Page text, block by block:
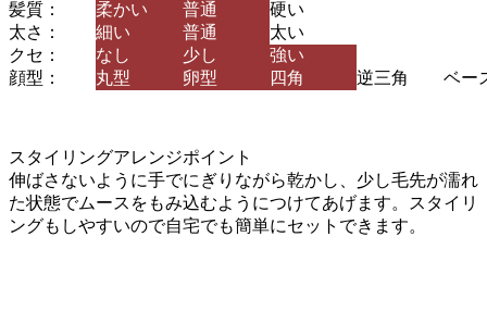
髪質： 柔かい 普通
硬い
太さ：
細い 普通
太い
クセ：
なし 少し
強い
顔型：
丸型 卵型 四角 逆三角 ベー
スタイリングアレンジポイント
伸ばさないように手でにぎりながら乾かし、少し毛先が濡れ
た状態でムースをもみ込むようにつけてあげます。スタイリ
ングもしやすいので自宅でも簡単にセットできます。